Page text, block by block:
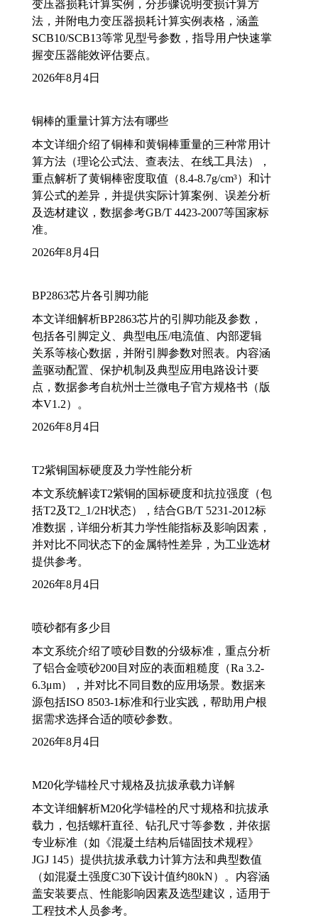
变压器损耗计算实例，分步骤说明变损计算方
法，并附电力变压器损耗计算实例表格，涵盖
SCB10/SCB13等常见型号参数，指导用户快速掌
握变压器能效评估要点。
2026年8月4日
铜棒的重量计算方法有哪些
本文详细介绍了铜棒和黄铜棒重量的三种常用计
算方法（理论公式法、查表法、在线工具法），
重点解析了黄铜棒密度取值（8.4-8.7g/cm³）和计
算公式的差异，并提供实际计算案例、误差分析
及选材建议，数据参考GB/T 4423-2007等国家标
准。
2026年8月4日
BP2863芯片各引脚功能
本文详细解析BP2863芯片的引脚功能及参数，
包括各引脚定义、典型电压/电流值、内部逻辑
关系等核心数据，并附引脚参数对照表。内容涵
盖驱动配置、保护机制及典型应用电路设计要
点，数据参考自杭州士兰微电子官方规格书（版
本V1.2）。
2026年8月4日
T2紫铜国标硬度及力学性能分析
本文系统解读T2紫铜的国标硬度和抗拉强度（包
括T2及T2_1/2H状态），结合GB/T 5231-2012标
准数据，详细分析其力学性能指标及影响因素，
并对比不同状态下的金属特性差异，为工业选材
提供参考。
2026年8月4日
喷砂都有多少目
本文系统介绍了喷砂目数的分级标准，重点分析
了铝合金喷砂200目对应的表面粗糙度（Ra 3.2-
6.3μm），并对比不同目数的应用场景。数据来
源包括ISO 8503-1标准和行业实践，帮助用户根
据需求选择合适的喷砂参数。
2026年8月4日
M20化学锚栓尺寸规格及抗拔承载力详解
本文详细解析M20化学锚栓的尺寸规格和抗拔承
载力，包括螺杆直径、钻孔尺寸等参数，并依据
专业标准（如《混凝土结构后锚固技术规程》
JGJ 145）提供抗拔承载力计算方法和典型数值
（如混凝土强度C30下设计值约80kN）。内容涵
盖安装要点、性能影响因素及选型建议，适用于
工程技术人员参考。